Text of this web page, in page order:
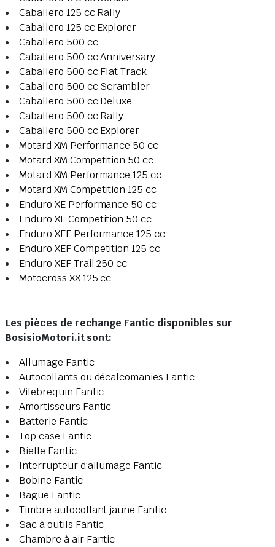
Caballero 125 cc Rally
Caballero 125 cc Explorer
Caballero 500 cc
Caballero 500 cc Anniversary
Caballero 500 cc Flat Track
Caballero 500 cc Scrambler
Caballero 500 cc Deluxe
Caballero 500 cc Rally
Caballero 500 cc Explorer
Motard XM Performance 50 cc
Motard XM Competition 50 cc
Motard XM Performance 125 cc
Motard XM Competition 125 cc
Enduro XE Performance 50 cc
Enduro XE Competition 50 cc
Enduro XEF Performance 125 cc
Enduro XEF Competition 125 cc
Enduro XEF Trail 250 cc
Motocross XX 125 cc
Les pièces de rechange Fantic disponibles sur
BosisioMotori.it sont:
Allumage Fantic
Autocollants ou décalcomanies Fantic
Vilebrequin Fantic
Amortisseurs Fantic
Batterie Fantic
Top case Fantic
Bielle Fantic
Interrupteur d’allumage Fantic
Bobine Fantic
Bague Fantic
Timbre autocollant jaune Fantic
Sac à outils Fantic
Chambre à air Fantic